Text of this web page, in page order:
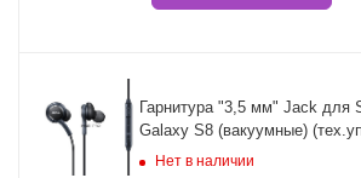
Гарнитура "3,5 мм" Jack для
Galaxy S8 (вакуумные)
Нет в наличии